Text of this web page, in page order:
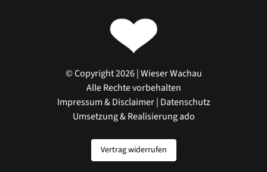
© Copyright 2026 | Wieser Wachau
Alle Rechte vorbehalten
Impressum & Disclaimer| Datenschutz
Umsetzung & Realisierung ado
Vertrag widerrufen